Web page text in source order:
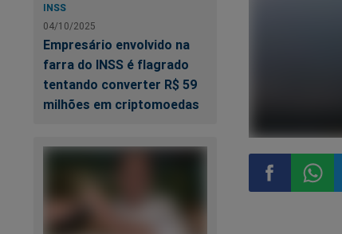
INSS
04/10/2025
Empresário envolvido na
farra do INSS é flagrado
tentando converter R$ 59
milhões em criptomoedas